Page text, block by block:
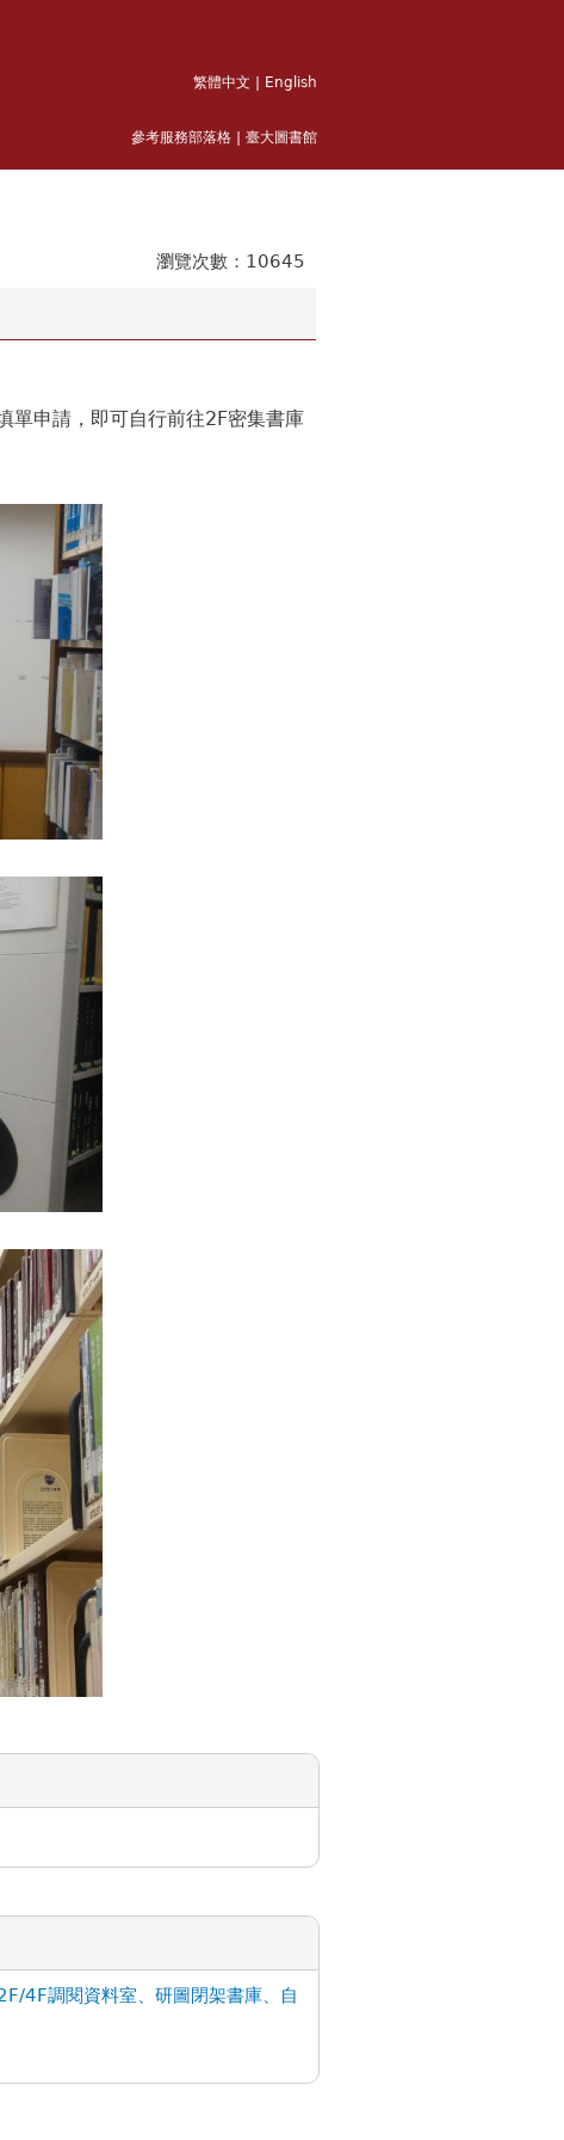
繁體中文 English
參考服務部落格 臺大圖書館
10645
單申請，即可自行前往2F密集書庫
4F調閱資料室、研圖閉架書庫、自